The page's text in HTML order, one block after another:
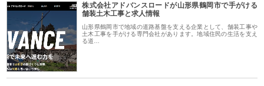
株式会社アドバンスロードが山形県鶴岡市で手がける
舗装土木工事と求人情報
山形県鶴岡市で地域の道路基盤を支える企業として、舗装工事や
土木工事を手がける専門会社があります。地域住民の生活を支え
る道…